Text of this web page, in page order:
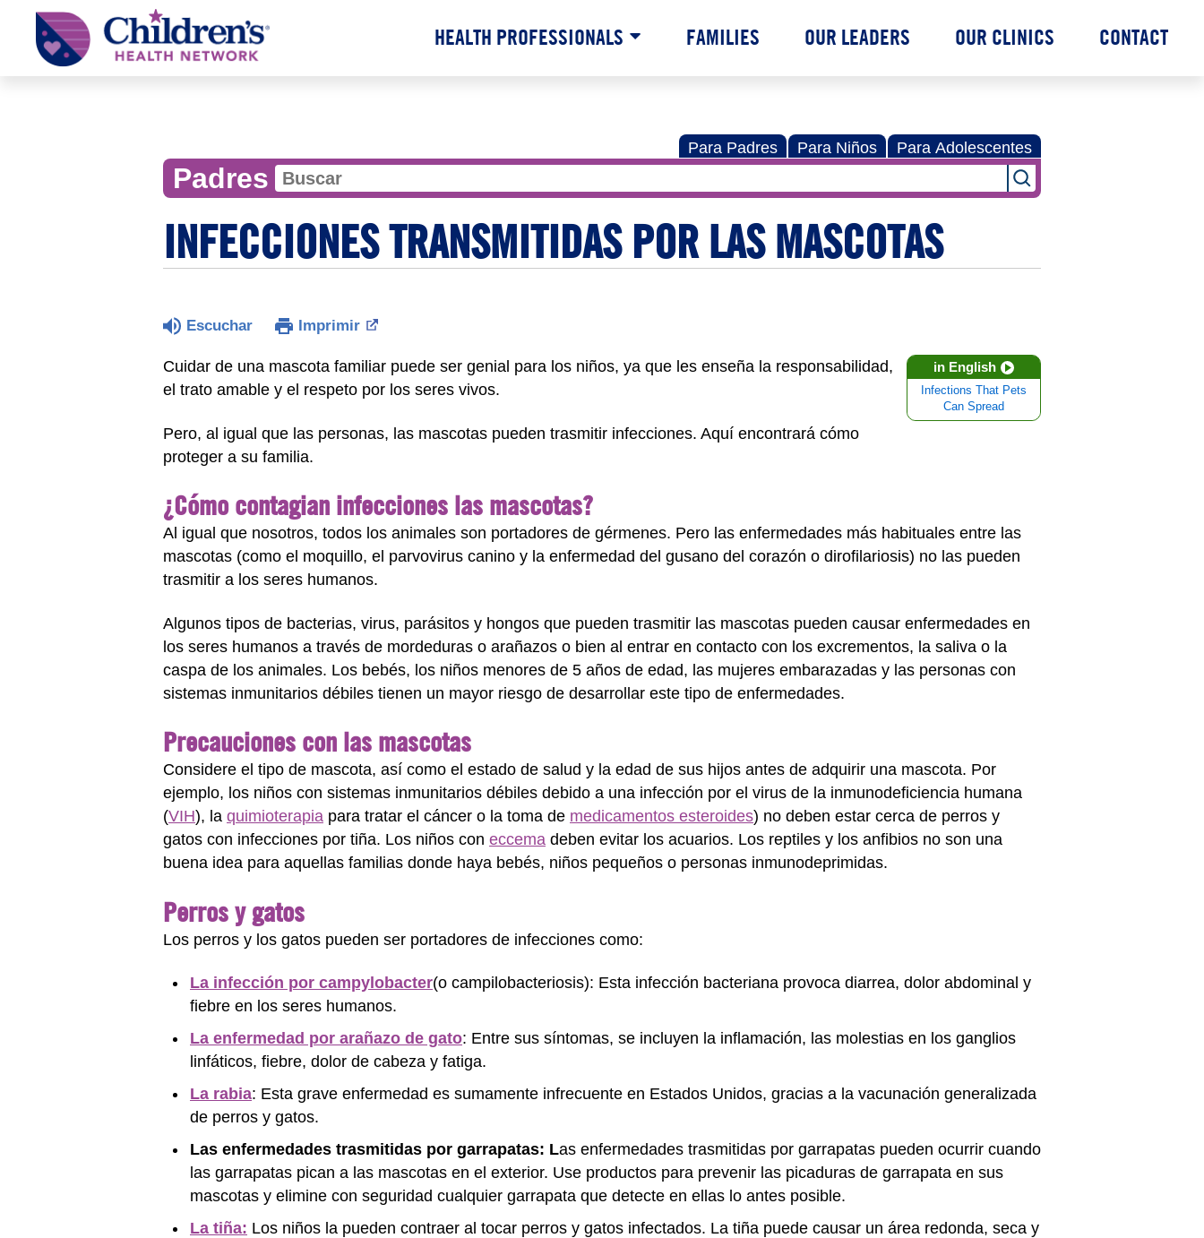
Children's
Health
Network
HEALTH PROFESSIONALS FAMILIES OUR LEADERS OUR CLINICS CONTACT
Para Padres Para Niños Para Adolescentes
Padres
INFECCIONES TRANSMITIDAS POR LAS MASCOTAS
Escuchar Imprimir
in English
Infections That Pets
Can Spread
Cuidar de una mascota familiar puede ser genial para los niños, ya que les enseña la responsabilidad,
el trato amable y el respeto por los seres vivos.
Pero, al igual que las personas, las mascotas pueden trasmitir infecciones. Aquí encontrará cómo
proteger a su familia.
¿Cómo contagian infecciones las mascotas?
Al igual que nosotros, todos los animales son portadores de gérmenes. Pero las enfermedades más habituales entre las
mascotas (como el moquillo, el parvovirus canino y la enfermedad del gusano del corazón o dirofilariosis) no las pueden
trasmitir a los seres humanos.
Algunos tipos de bacterias, virus, parásitos y hongos que pueden trasmitir las mascotas pueden causar enfermedades en
los seres humanos a través de mordeduras o arañazos o bien al entrar en contacto con los excrementos, la saliva o la
caspa de los animales. Los bebés, los niños menores de 5 años de edad, las mujeres embarazadas y las personas con
sistemas inmunitarios débiles tienen un mayor riesgo de desarrollar este tipo de enfermedades.
Precauciones con las mascotas
Considere el tipo de mascota, así como el estado de salud y la edad de sus hijos antes de adquirir una mascota. Por
ejemplo, los niños con sistemas inmunitarios débiles debido a una infección por el virus de la inmunodeficiencia humana
(VIH), la quimioterapia para tratar el cáncer o la toma de medicamentos esteroides) no deben estar cerca de perros y
gatos con infecciones por tiña. Los niños con eccema deben evitar los acuarios. Los reptiles y los anfibios no son una
buena idea para aquellas familias donde haya bebés, niños pequeños o personas inmunodeprimidas.
Perros y gatos
Los perros y los gatos pueden ser portadores de infecciones como:
La infección por campylobacter(o campilobacteriosis): Esta infección bacteriana provoca diarrea, dolor abdominal y
fiebre en los seres humanos.
La enfermedad por arañazo de gato: Entre sus síntomas, se incluyen la inflamación, las molestias en los ganglios
linfáticos, fiebre, dolor de cabeza y fatiga.
La rabia: Esta grave enfermedad es sumamente infrecuente en Estados Unidos, gracias a la vacunación generalizada
de perros y gatos.
Las enfermedades trasmitidas por garrapatas: Las enfermedades trasmitidas por garrapatas pueden ocurrir cuando
las garrapatas pican a las mascotas en el exterior. Use productos para prevenir las picaduras de garrapata en sus
mascotas y elimine con seguridad cualquier garrapata que detecte en ellas lo antes posible.
La tiña: Los niños la pueden contraer al tocar perros y gatos infectados. La tiña puede causar un área redonda, seca y